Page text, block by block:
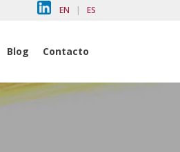
EN | ES
Blog Contacto